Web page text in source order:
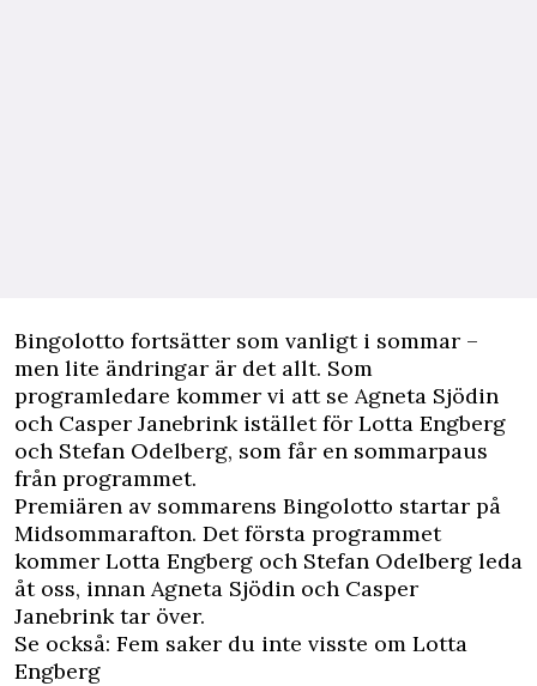
Bingolotto fortsätter som vanligt i sommar –
men lite ändringar är det allt. Som
programledare kommer vi att se Agneta Sjödin
och Casper Janebrink istället för Lotta Engberg
och Stefan Odelberg, som får en sommarpaus
från programmet.
Premiären av sommarens Bingolotto startar på
Midsommarafton. Det första programmet
kommer Lotta Engberg och Stefan Odelberg leda
åt oss, innan Agneta Sjödin och Casper
Janebrink tar över.
Se också: Fem saker du inte visste om Lotta
Engberg